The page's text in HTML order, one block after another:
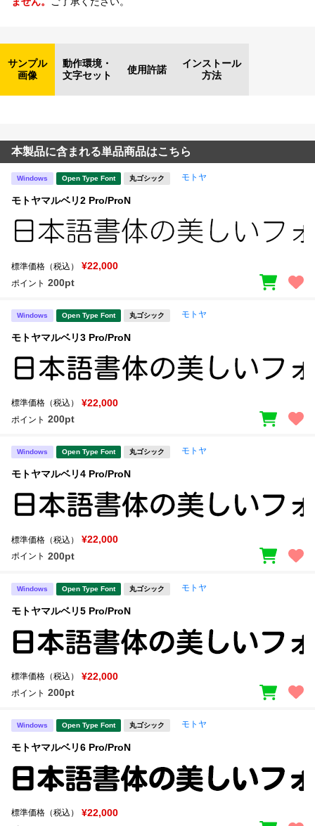
サンプル
画像
動作環境・
文字セット
使用許諾
インストール
方法
本製品に含まれる単品商品はこちら
Windows Open Type Font 丸ゴシック モトヤ
モトヤマルベリ2 Pro/ProN
標準価格（税込） ¥22,000
ポイント 200pt
Windows Open Type Font 丸ゴシック モトヤ
モトヤマルベリ3 Pro/ProN
標準価格（税込） ¥22,000
ポイント 200pt
Windows Open Type Font 丸ゴシック モトヤ
モトヤマルベリ4 Pro/ProN
標準価格（税込） ¥22,000
ポイント 200pt
Windows Open Type Font 丸ゴシック モトヤ
モトヤマルベリ5 Pro/ProN
標準価格（税込） ¥22,000
ポイント 200pt
Windows Open Type Font 丸ゴシック モトヤ
モトヤマルベリ6 Pro/ProN
標準価格（税込） ¥22,000